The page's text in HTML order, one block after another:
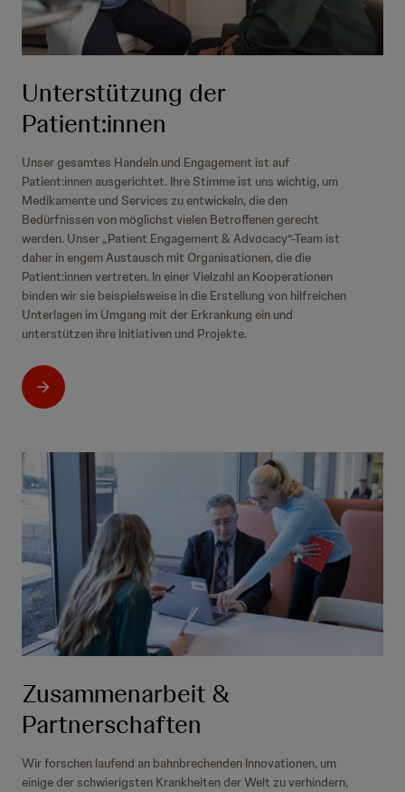
Unterstützung der
Patient:innen
Unser gesamtes Handeln und Engagement ist auf
Patient:innen ausgerichtet. Ihre Stimme ist uns wichtig, um
Medikamente und Services zu entwickeln, die den
Bedürfnissen von möglichst vielen Betroffenen gerecht
werden. Unser „Patient Engagement & Advocacy“-Team ist
daher in engem Austausch mit Organisationen, die die
Patient:innen vertreten. In einer Vielzahl an Kooperationen
binden wir sie beispielsweise in die Erstellung von hilfreichen
Unterlagen im Umgang mit der Erkrankung ein und
unterstützen ihre Initiativen und Projekte.
Zusammenarbeit &
Partnerschaften
Wir forschen laufend an bahnbrechenden Innovationen, um
einige der schwierigsten Krankheiten der Welt zu verhindern,